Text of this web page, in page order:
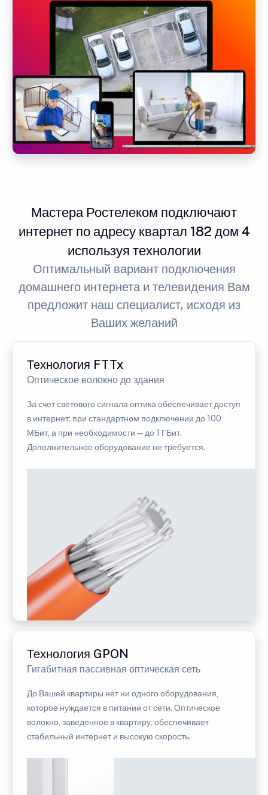
Мастера Ростелеком подключают
интернет по адресу квартал 182 дом 4
используя технологии
Оптимальный вариант подключения
домашнего интернета и телевидения Вам
предложит наш специалист, исходя из
Ваших желаний
Технология FTTx
Оптическое волокно до здания
За счет светового сигнала оптика обеспечивает доступ
в интернет: при стандартном подключении до 100
МБит, а при необходимости — до 1 ГБит.
Дополнительное оборудование не требуется.
Технология GPON
Гигабитная пассивная оптическая сеть
До Вашей квартиры нет ни одного оборудования,
которое нуждается в питании от сети. Оптическое
волокно, заведенное в квартиру, обеспечивает
стабильный интернет и высокую скорость.